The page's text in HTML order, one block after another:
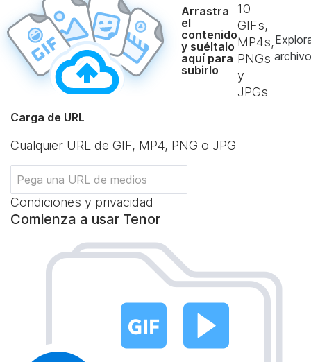
Arrastra
el
contenido
y suéltalo
aquí para
subirlo
10
GIFs,
MP4s,
PNGs
y
JPGs
Carga de URL
Cualquier URL de GIF, MP4, PNG o JPG
Condiciones y privacidad
Comienza a usar Tenor